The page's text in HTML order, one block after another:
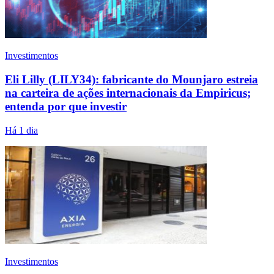
Investimentos
Eli Lilly (LILY34): fabricante do Mounjaro estreia
na carteira de ações internacionais da Empiricus;
entenda por que investir
Há 1 dia
Investimentos